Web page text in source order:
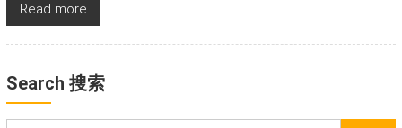
Read more
Search 搜索